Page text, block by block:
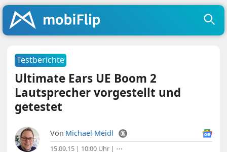
Testberichte
Ultimate Ears UE Boom 2
Lautsprecher vorgestellt und
getestet
Von Michael Meidl
15.09.15 | 10:00 Uhr | ⋯